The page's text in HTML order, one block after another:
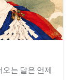
는 달은 언제